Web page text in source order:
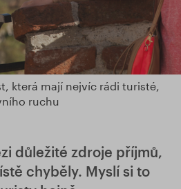
která mají nejvíc rádi turisté,
ruchu
důležité zdroje příjmů,
chyběly. Myslí si to